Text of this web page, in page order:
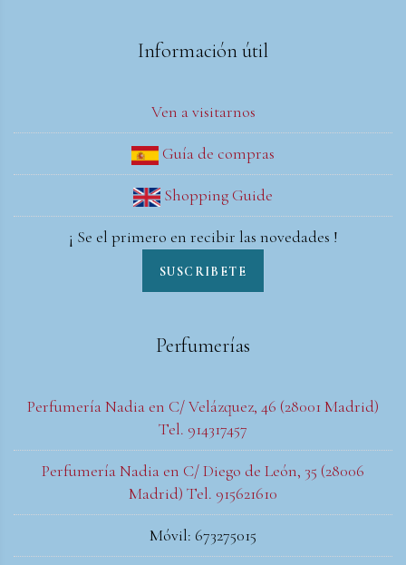
Información útil
Ven a visitarnos
Guía de compras
Shopping Guide
¡ Se el primero en recibir las novedades !
SUSCRIBETE
Perfumerías
Perfumería Nadia en C/ Velázquez, 46 (28001 Madrid)
Tel. 914317457
Perfumería Nadia en C/ Diego de León, 35 (28006
Madrid) Tel. 915621610
Móvil: 673275015